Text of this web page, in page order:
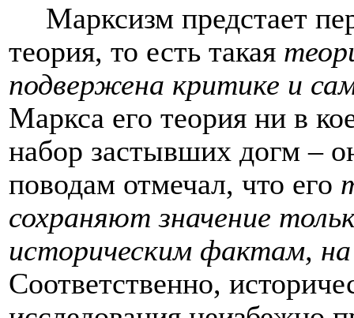
Марксизм предстает
теория, то есть такая
подвержена критике и
Маркса его теория ни в
набор застывших догм –
поводам отмечал, что его
сохраняют значение
историческим фактам,
Соответственно,